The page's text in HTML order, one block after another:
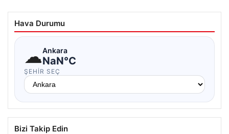
Hava Durumu
☁Ankara
NaN°C
ŞEHIR SEÇ
Bizi Takip Edin